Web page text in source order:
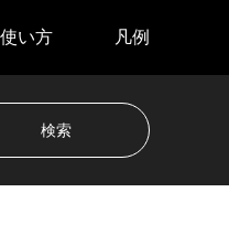
使い方 凡例